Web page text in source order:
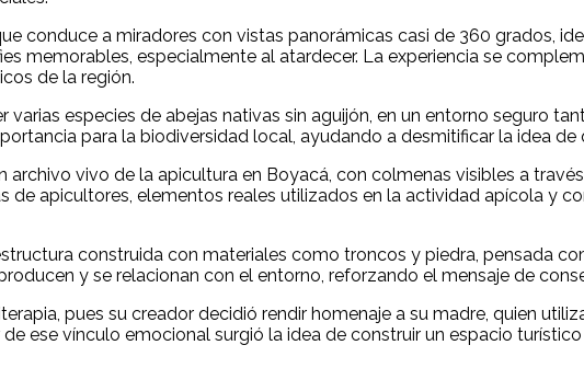
conduce a miradores con vistas panorámicas casi de 360 grados,
memorables, especialmente al atardecer. La experiencia se
de la región.
especies de abejas nativas sin aguijón, en un entorno seguro
para la biodiversidad local, ayudando a desmitificar la idea de
vivo de la apicultura en Boyacá, con colmenas visibles a
de apicultores, elementos reales utilizados en la actividad apícola y
construida con materiales como troncos y piedra, pensada
y se relacionan con el entorno, reforzando el mensaje de
pues su creador decidió rendir homenaje a su madre, quien
ese vínculo emocional surgió la idea de construir un espacio